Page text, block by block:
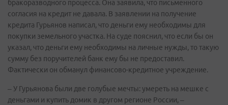
бракоразводного процесса. Она заявила, что письменного
согласия на кредит не давала. В заявлении на получение
кредита Гурьянов написал, что деньги ему необходимы для
покупки земельного участка. На суде пояснил, что если бы он
указал, что деньги ему необходимы на личные нужды, то такую
сумму без поручителей банк ему бы не предоставил.
Фактически он обманул финансово-кредитное учреждение.
– У Гурьянова были две голубые мечты: умереть на мешке с
деньгами и купить домик в другом регионе России, –